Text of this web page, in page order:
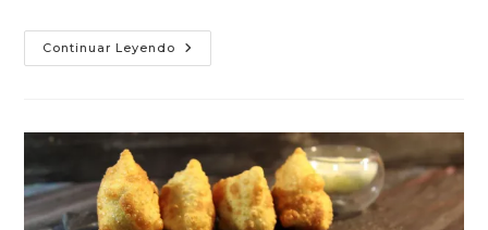
Continuar Leyendo Alteraciones
De